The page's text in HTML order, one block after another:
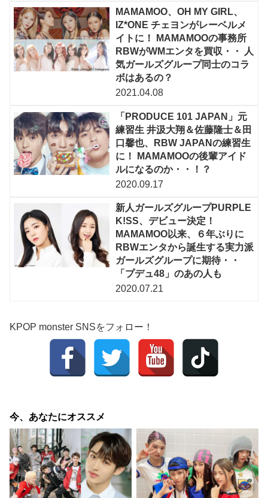
MAMAMOO、OH MY GIRL、
IZ*ONE チェヨンがレーベルメ
イトに！ MAMAMOOの事務所
RBWがWMエンタを買収・・ 人
気ガールズグループ同士のコラ
ボはあるの？
2021.04.08
「PRODUCE 101 JAPAN」元
練習生 井汲大翔＆佐藤隆士＆田
口馨也、RBW JAPANの練習生
に！ MAMAMOOの後輩アイド
ルになるのか・・！？
2020.09.17
新人ガールズグループPURPLE
K!SS、デビュー決定！
MAMAMOO以来、６年ぶりに
RBWエンタから誕生する実力派
ガールズグループに期待・・
「プデュ48」のあの人も
2020.07.21
KPOP monster SNSをフォロー！
今、あなたにオススメ